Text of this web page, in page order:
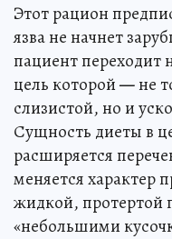
Этот рацион
язва не начнет
пациент
цель которой—не
слизистой, но и
Сущность диеты в
расширяется
меняется характер
жидкой, протертой
«небольшими